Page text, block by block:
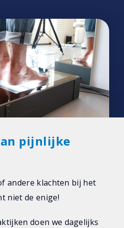
pijnlijke
andere klachten bij het
niet de enige!
doen we dagelijks